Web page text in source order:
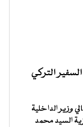
التركي
وزير الداخلية
السيد محمد